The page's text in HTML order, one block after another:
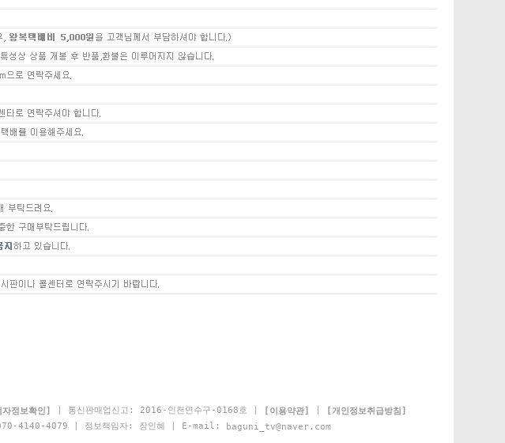
정보확인] | 통신판매업신고: 2016-인천연수구-0168호 | [이용약관]
[개인정보취급방침]
4140-4079 | 정보책임자: 장인혜 | E-mail:
baguni_tv@naver.com